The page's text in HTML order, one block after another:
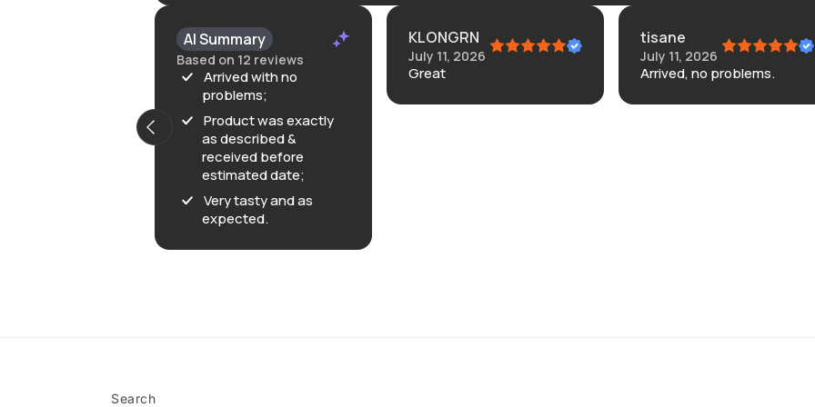
AI Summary
Based on 12 reviews
Arrived with no
problems;
Product was exactly
as described &
received before
estimated date;
Very tasty and as
expected.
KLONGRN
July 11, 2026
Great
tisane
July 11, 2026
Arrived, no problems.
Search